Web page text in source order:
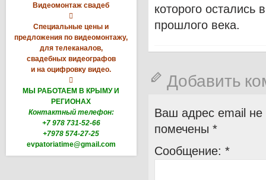
Видеомонтаж свадеб

Специальные цены и
предложения по видеомонтажу,
для телеканалов,
свадебных видеографов
и на оцифровку видео.

МЫ РАБОТАЕМ В КРЫМУ И
РЕГИОНАХ
Контактный телефон:
+7 978 731-52-66
+7978 574-27-25
evpatoriatime@gmail.com
которого остались
прошлого века.
Добавить
Ваш адрес email не
помечены *
Сообщение: *